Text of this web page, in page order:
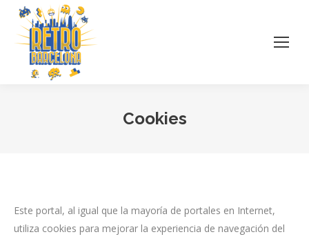
Cookies
Este portal, al igual que la mayoría de portales en Internet,
utiliza cookies para mejorar la experiencia de navegación del